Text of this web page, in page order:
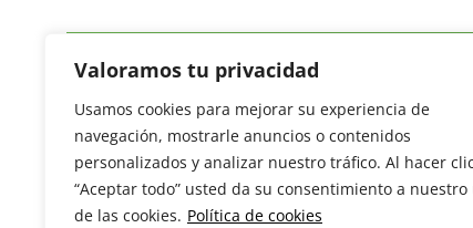
Valoramos tu privacidad
Usamos cookies para mejorar su experiencia de
navegación, mostrarle anuncios o contenidos
personalizados y analizar nuestro tráfico. Al hacer
“Aceptar todo” usted da su consentimiento a nuestro
de las cookies. Política de cookies
Revista del Sector Hortofrutícola
C/ Presidente Cárdenas nº 10.
41013 Sevilla. ESPAÑA
Tel: (+34) 954 25 88 51